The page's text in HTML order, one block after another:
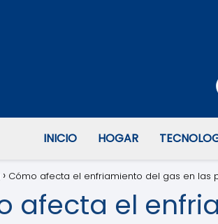
INICIO HOGAR
Cómo afecta el enfriamiento del gas en las
afecta el